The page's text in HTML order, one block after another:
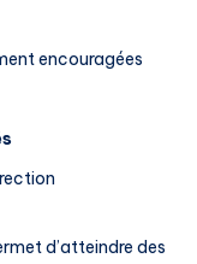
encouragées
d’atteindre des